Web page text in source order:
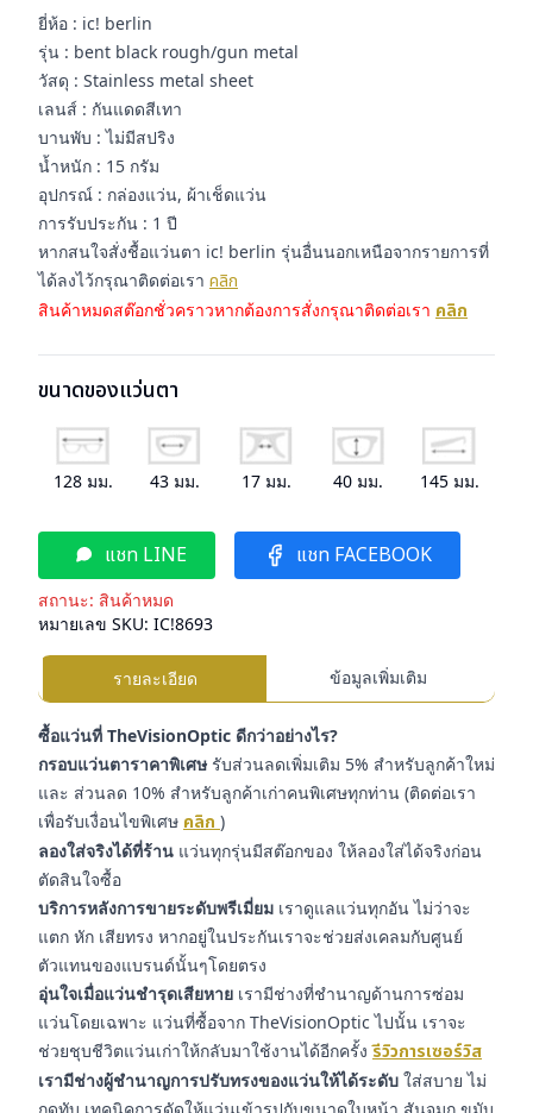
ยี่ห้อ : ic! berlin
รุ่น : bent black rough/gun metal
วัสดุ : Stainless metal sheet
เลนส์ : กันแดดสีเทา
บานพับ : ไม่มีสปริง
น้ำหนัก : 15 กรัม
อุปกรณ์ : กล่องแว่น, ผ้าเช็ดแว่น
การรับประกัน : 1 ปี
หากสนใจสั่งชื้อแว่นตา ic! berlin รุ่นอื่นนอกเหนือจากรายการที่
ได้ลงไว้กรุณาติดต่อเรา คลิก
สินค้าหมดสต๊อกชั่วคราวหากต้องการสั่งกรุณาติดต่อเรา คลิก
ขนาดของแว่นตา
128 มม. 43 มม. 17มม. 40มม. 145มม.
แชท LINE แชท FACEBOOK
สถานะ: สินค้าหมด
หมายเลข SKU: IC!8693
รายละเอียด ข้อมูลเพิ่มเติม
ซื้อแว่นที่ TheVisionOptic ดีกว่าอย่างไร?
กรอบแว่นตาราคาพิเศษ รับส่วนลดเพิ่มเติม 5% สำหรับลูกค้าใหม่
และ ส่วนลด 10% สำหรับลูกค้าเก่าคนพิเศษทุกท่าน (ติดต่อเรา
เพื่อรับเงื่อนไขพิเศษ คลิก )
ลองใส่จริงได้ที่ร้าน แว่นทุกรุ่นมีสต๊อกของ ให้ลองใส่ได้จริงก่อน
ตัดสินใจซื้อ
บริการหลังการขายระดับพรีเมี่ยม เราดูแลแว่นทุกอัน ไม่ว่าจะ
แตก หัก เสียทรง หากอยู่ในประกันเราจะช่วยส่งเคลมกับศูนย์
ตัวแทนของแบรนด์นั้นๆโดยตรง
อุ่นใจเมื่อแว่นชำรุดเสียหาย เรามีช่างที่ชำนาญด้านการซ่อม
แว่นโดยเฉพาะ แว่นที่ซื้อจาก TheVisionOptic ไปนั้น เราจะ
ช่วยชุบชีวิตแว่นเก่าให้กลับมาใช้งานได้อีกครั้งรีวิวการเซอร์วิส
เรามีช่างผู้ชำนาญการปรับทรงของแว่นให้ได้ระดับ ใส่สบาย ไม่